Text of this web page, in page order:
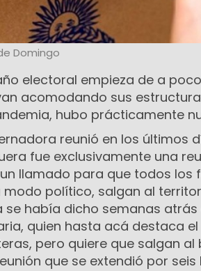
Domingo
electoral empieza de a
acomodando sus
hubo prácticamente
reunió en los últimos
fue exclusivamente una
llamado para que todos los
político, salgan al
se había dicho semanas
quien hasta acá destaca
pero quiere que salgan
que se extendió por seis